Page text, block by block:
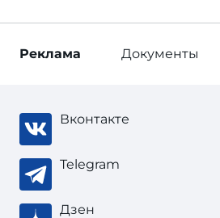
Реклама Документы
Вконтакте
Telegram
Дзен